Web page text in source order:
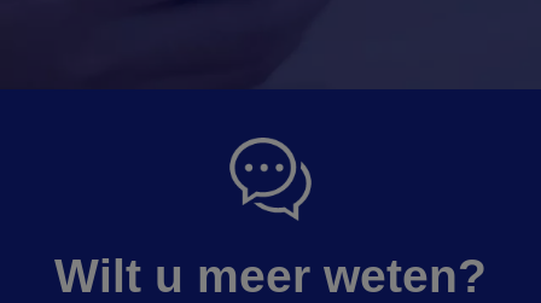
Wilt u meer weten?